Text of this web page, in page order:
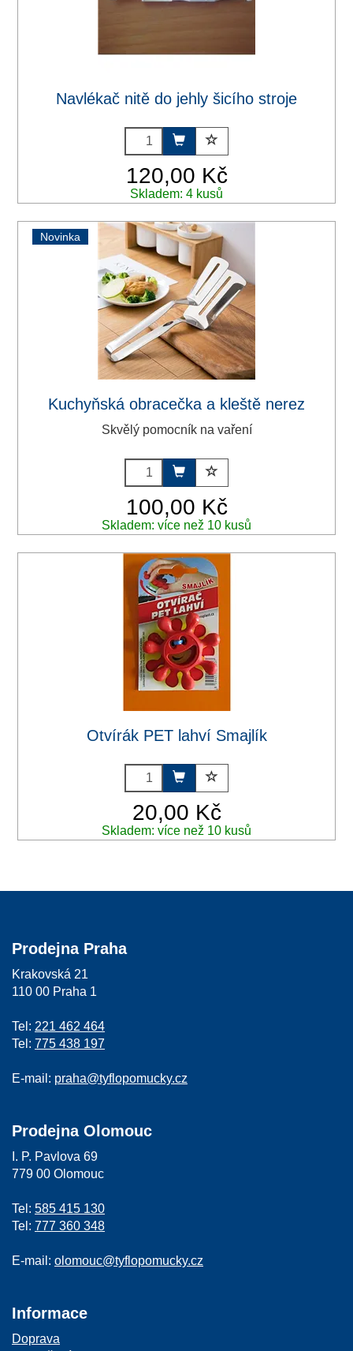
Navlékač nitě do jehly šicího stroje
120,00 Kč
Skladem: 4 kusů
Novinka
Kuchyňská obracečka a kleště nerez
Skvělý pomocník na vaření
100,00 Kč
Skladem: více než 10 kusů
Otvírák PET lahví Smajlík
20,00 Kč
Skladem: více než 10 kusů
Prodejna Praha
Krakovská 21
110 00 Praha 1
Tel: 221 462 464
Tel: 775 438 197
E-mail: praha@tyflopomucky.cz
Prodejna Olomouc
I. P. Pavlova 69
779 00 Olomouc
Tel: 585 415 130
Tel: 777 360 348
E-mail: olomouc@tyflopomucky.cz
Informace
Doprava